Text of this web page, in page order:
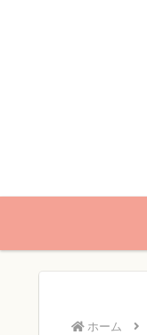
ホーム